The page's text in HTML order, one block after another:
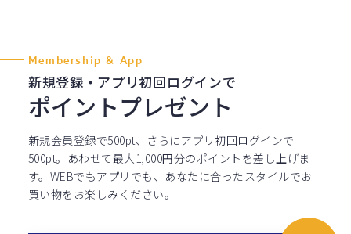
Membership & App
新規登録・アプリ初回ログインで
ポイントプレゼント
新規会員登録で500pt、さらにアプリ初回ログインで
500pt。 あわせて最大1,000円分のポイントを差し上げま
す。 WEBでもアプリでも、あなたに合ったスタイルでお
買い物をお楽しみください。